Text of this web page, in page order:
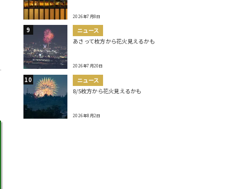
2026年7月8日
ニュース
あさって枚方から花火見えるかも
2026年7月20日
ニュース
8/5枚方から花火見えるかも
2026年8月2日